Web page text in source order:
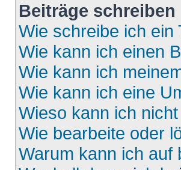
Beiträge schreiben
Wie schreibe ich ein
Wie kann ich einen
Wie kann ich
Wie kann ich eine
Wieso kann ich
Wie bearbeite oder
Warum kann ich auf